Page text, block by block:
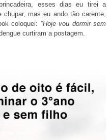
esses dias eu tirei a
mas eu ando tão carente,
coloquei: “Hoje vou dormir sem
curtiram a postagem.